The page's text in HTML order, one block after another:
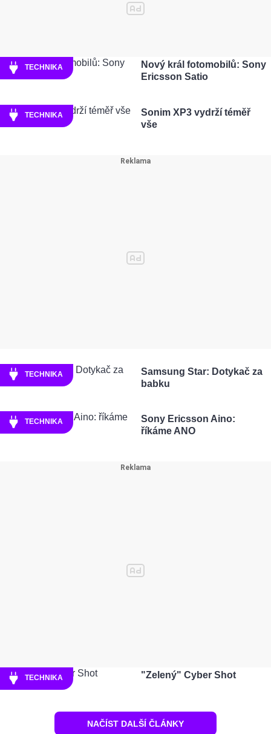
TECHNIKA
Nový král fotomobilů: Sony
Ericsson Satio
TECHNIKA
Sonim XP3 vydrží téměř
vše
TECHNIKA
Samsung Star: Dotykač za
babku
TECHNIKA
Sony Ericsson Aino:
říkáme ANO
TECHNIKA "Zelený" Cyber Shot
NAČÍST DALŠÍ ČLÁNKY